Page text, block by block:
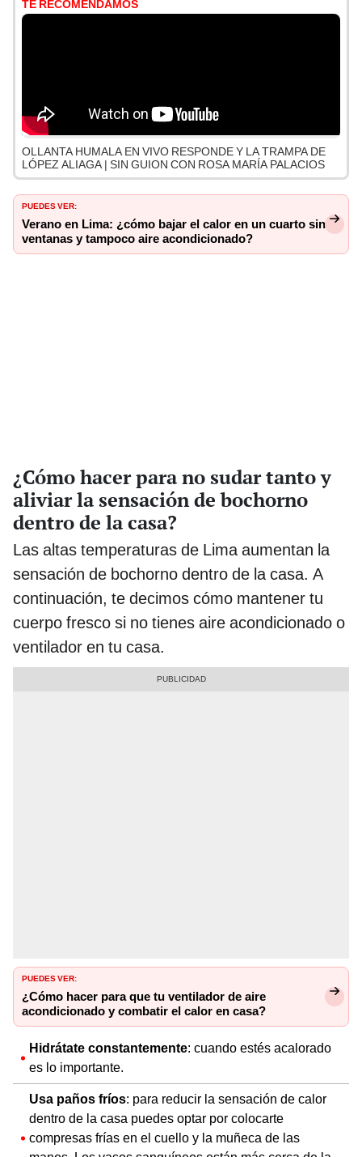
TE RECOMENDAMOS
OLLANTA HUMALA EN VIVO RESPONDE Y LA TRAMPA DE
LÓPEZ ALIAGA | SIN GUION CON ROSA MARÍA PALACIOS
PUEDES VER:
Verano en Lima: ¿cómo bajar el calor en un cuarto sin
ventanas y tampoco aire acondicionado?
¿Cómo hacer para no sudar tanto y
aliviar la sensación de bochorno
dentro de la casa?
Las altas temperaturas de Lima aumentan la
sensación de bochorno dentro de la casa. A
continuación, te decimos cómo mantener tu
cuerpo fresco si no tienes aire acondicionado o
ventilador en tu casa.
PUEDES VER:
¿Cómo hacer para que tu ventilador de aire
acondicionado y combatir el calor en casa?
Hidrátate constantemente: cuando estés acalorado
es lo importante.
Usa paños fríos: para reducir la sensación de calor
dentro de la casa puedes optar por colocarte
compresas frías en el cuello y la muñeca de las